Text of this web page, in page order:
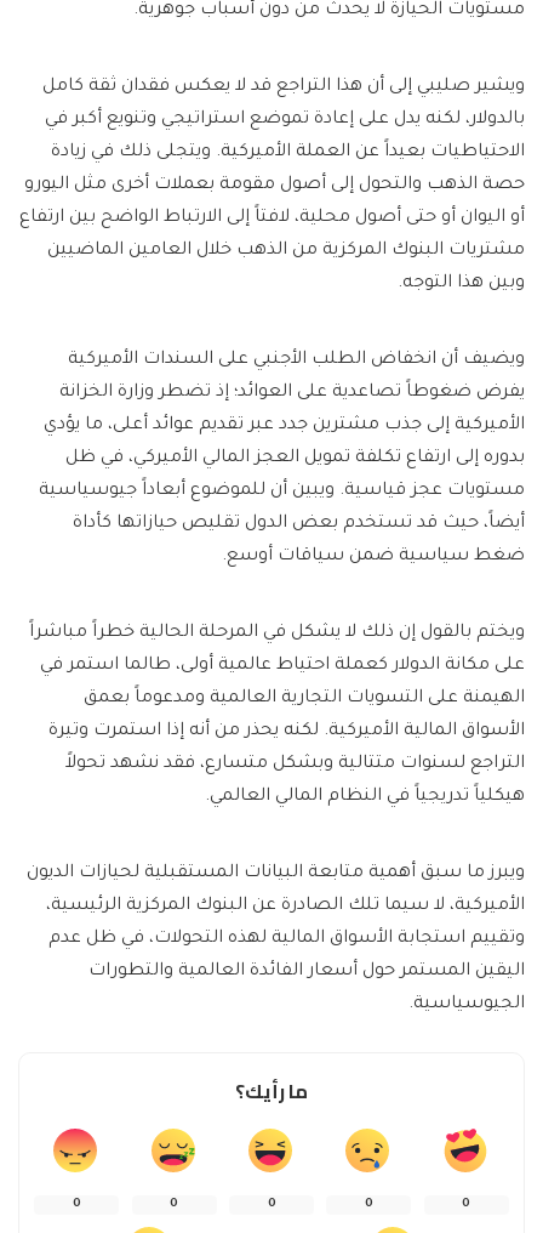
مستويات الحيازة لا يحدث من دون أسباب جوهرية.
ويشير صليبي إلى أن هذا التراجع قد لا يعكس فقدان ثقة كامل
بالدولار، لكنه يدل على إعادة تموضع استراتيجي وتنويع أكبر في
الاحتياطيات بعيداً عن العملة الأميركية. ويتجلى ذلك في زيادة
حصة الذهب والتحول إلى أصول مقومة بعملات أخرى مثل اليورو
أو اليوان أو حتى أصول محلية، لافتاً إلى الارتباط الواضح بين ارتفاع
مشتريات البنوك المركزية من الذهب خلال العامين الماضيين
وبين هذا التوجه.
ويضيف أن انخفاض الطلب الأجنبي على السندات الأميركية
يفرض ضغوطاً تصاعدية على العوائد؛ إذ تضطر وزارة الخزانة
الأميركية إلى جذب مشترين جدد عبر تقديم عوائد أعلى، ما يؤدي
بدوره إلى ارتفاع تكلفة تمويل العجز المالي الأميركي، في ظل
مستويات عجز قياسية. ويبين أن للموضوع أبعاداً جيوسياسية
أيضاً، حيث قد تستخدم بعض الدول تقليص حيازاتها كأداة
ضغط سياسية ضمن سياقات أوسع.
ويختم بالقول إن ذلك لا يشكل في المرحلة الحالية خطراً مباشراً
على مكانة الدولار كعملة احتياط عالمية أولى، طالما استمر في
الهيمنة على التسويات التجارية العالمية ومدعوماً بعمق
الأسواق المالية الأميركية. لكنه يحذر من أنه إذا استمرت وتيرة
التراجع لسنوات متتالية وبشكل متسارع، فقد نشهد تحولاً
هيكلياً تدريجياً في النظام المالي العالمي.
ويبرز ما سبق أهمية متابعة البيانات المستقبلية لحيازات الديون
الأميركية، لا سيما تلك الصادرة عن البنوك المركزية الرئيسية،
وتقييم استجابة الأسواق المالية لهذه التحولات، في ظل عدم
اليقين المستمر حول أسعار الفائدة العالمية والتطورات
الجيوسياسية.
ما رأيك؟
0
0
0
0
0